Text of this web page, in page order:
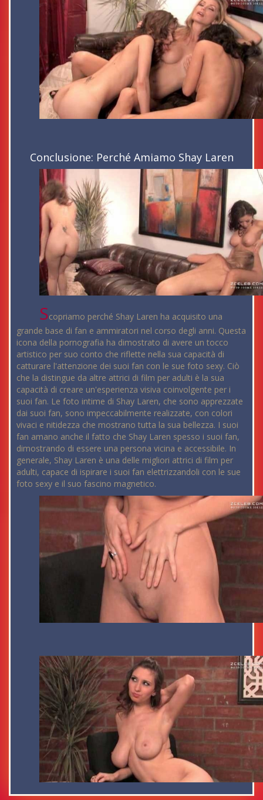
Conclusione: Perché Amiamo Shay Laren
Scopriamo perché Shay Laren ha acquisito una
grande base di fan e ammiratori nel corso degli anni. Questa
icona della pornografia ha dimostrato di avere un tocco
artistico per suo conto che riflette nella sua capacità di
catturare l'attenzione dei suoi fan con le sue foto sexy. Ciò
che la distingue da altre attrici di film per adulti è la sua
capacità di creare un'esperienza visiva coinvolgente per i
suoi fan. Le foto intime di Shay Laren, che sono apprezzate
dai suoi fan, sono impeccabilmente realizzate, con colori
vivaci e nitidezza che mostrano tutta la sua bellezza. I suoi
fan amano anche il fatto che Shay Laren spesso i suoi fan,
dimostrando di essere una persona vicina e accessibile. In
generale, Shay Laren è una delle migliori attrici di film per
adulti, capace di ispirare i suoi fan elettrizzandoli con le sue
foto sexy e il suo fascino magnetico.